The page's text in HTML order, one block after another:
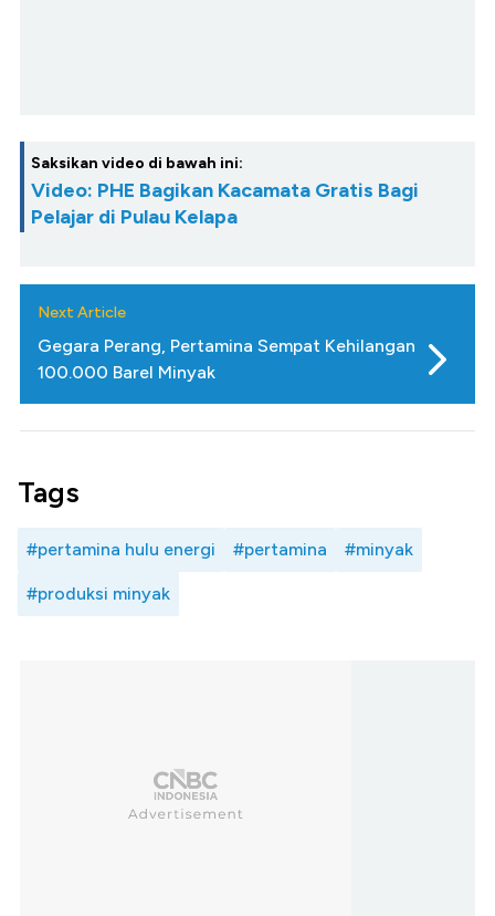
Saksikan video di bawah ini:
Video: PHE Bagikan Kacamata Gratis Bagi
Pelajar di Pulau Kelapa
Next Article
Gegara Perang, Pertamina Sempat Kehilangan
100.000 Barel Minyak
Tags
#pertamina hulu energi #pertamina #minyak
#produksi minyak